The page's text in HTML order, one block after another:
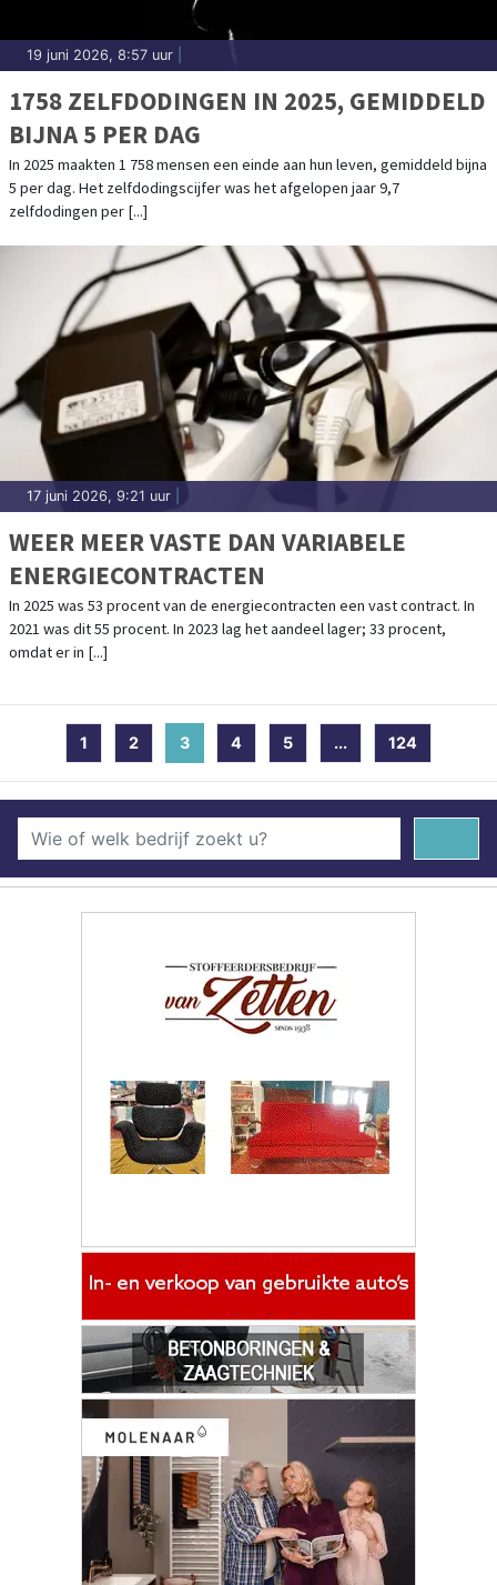
19 juni 2026, 8:57 uur
1758 ZELFDODINGEN IN 2025, GEMIDDELD
BIJNA 5 PER DAG
In 2025 maakten 1 758 mensen een einde aan hun leven, gemiddeld bijna
5 per dag. Het zelfdodingscijfer was het afgelopen jaar 9,7
zelfdodingen per [...]
17 juni 2026, 9:21 uur
WEER MEER VASTE DAN VARIABELE
ENERGIECONTRACTEN
In 2025 was 53 procent van de energiecontracten een vast contract. In
2021 was dit 55 procent. In 2023 lag het aandeel lager; 33 procent,
omdat er in [...]
1 2 3 (current)
4 5 ... 124